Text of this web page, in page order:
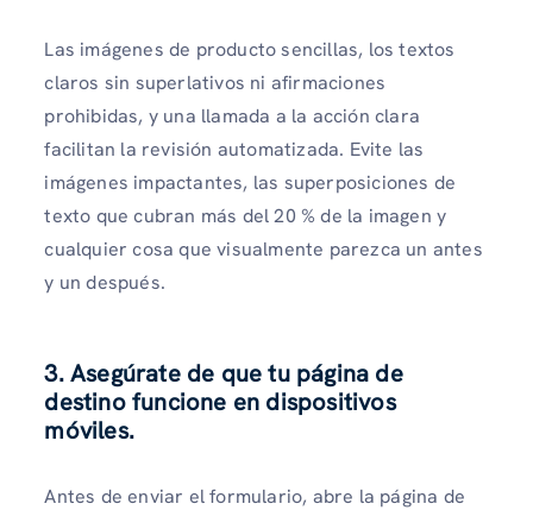
Las imágenes de producto sencillas, los textos
claros sin superlativos ni afirmaciones
prohibidas, y una llamada a la acción clara
facilitan la revisión automatizada. Evite las
imágenes impactantes, las superposiciones de
texto que cubran más del 20 % de la imagen y
cualquier cosa que visualmente parezca un antes
y un después.
3. Asegúrate de que tu página de
destino funcione en dispositivos
móviles.
Antes de enviar el formulario, abre la página de